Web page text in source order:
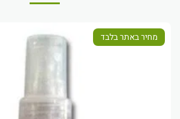
מחיר באתר בלבד